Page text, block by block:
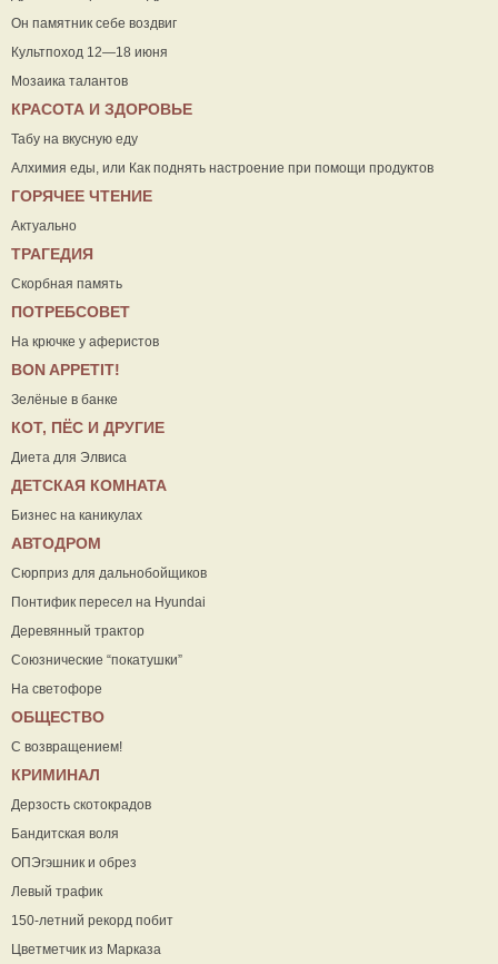
Он памятник себе воздвиг
Культпоход 12—18 июня
Мозаика талантов
КРАСОТА И ЗДОРОВЬЕ
Табу на вкусную еду
Алхимия еды, или Как поднять настроение при помощи продуктов
ГОРЯЧЕЕ ЧТЕНИЕ
Актуально
ТРАГЕДИЯ
Скорбная память
ПОТРЕБСОВЕТ
На крючке у аферистов
ВON APPETIT!
Зелёные в банке
КОТ, ПЁС И ДРУГИЕ
Диета для Элвиса
ДЕТСКАЯ КОМНАТА
Бизнес на каникулах
АВТОДРОМ
Сюрприз для дальнобойщиков
Понтифик пересел на Hyundai
Деревянный трактор
Союзнические “покатушки”
На светофоре
ОБЩЕСТВО
С возвращением!
КРИМИНАЛ
Дерзость скотокрадов
Бандитская воля
ОПЭгэшник и обрез
Левый трафик
150-летний рекорд побит
Цветметчик из Марказа